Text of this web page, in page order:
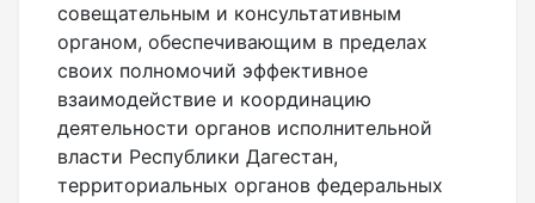
совещательным и консультативным
органом, обеспечивающим в пределах
своих полномочий эффективное
взаимодействие и координацию
деятельности органов исполнительной
власти Республики Дагестан,
территориальных органов федеральных